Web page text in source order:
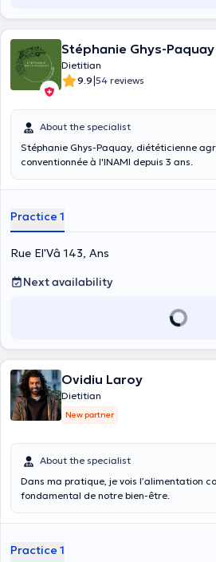
Stéphanie Ghys-Paquay
Dietitian
9.9|54 reviews
About the specialist
Stéphanie Ghys-Paquay, diététicienne
conventionnée à l'INAMI depuis 3 ans.
Practice 1
Rue El'Vâ 143, Ans
Next availability
Ovidiu Laroy
Dietitian
New partner
About the specialist
Dans ma pratique, je vois l’alimentation
fondamental de notre bien-être.
Practice 1